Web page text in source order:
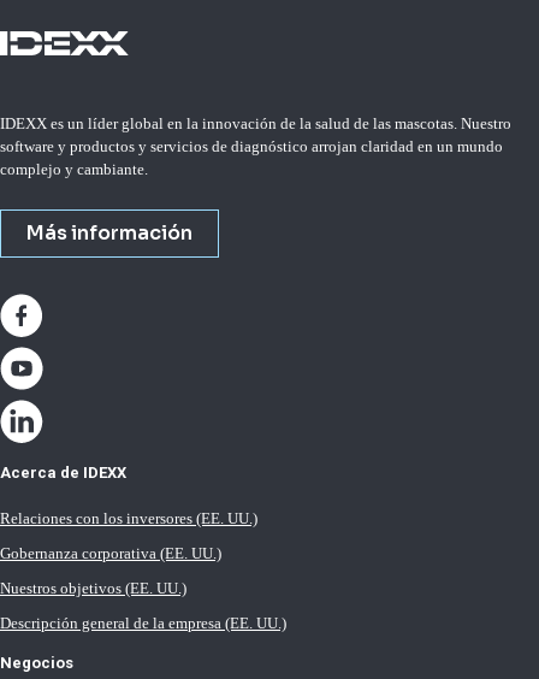
IDEXX es un líder global en la innovación de la salud de las mascotas. Nuestro
software y productos y servicios de diagnóstico arrojan claridad en un mundo
complejo y cambiante.
Más información
Acerca de IDEXX
Relaciones con los inversores (EE. UU.)
Gobernanza corporativa (EE. UU.)
Nuestros objetivos (EE. UU.)
Descripción general de la empresa (EE. UU.)
Negocios